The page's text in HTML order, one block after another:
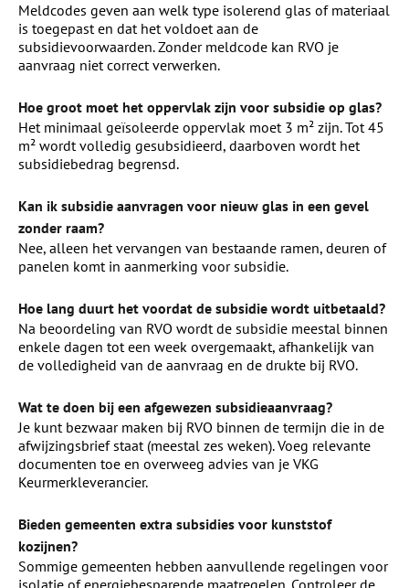
Meldcodes geven aan welk type isolerend glas of materiaal
is toegepast en dat het voldoet aan de
subsidievoorwaarden. Zonder meldcode kan RVO je
aanvraag niet correct verwerken.
Hoe groot moet het oppervlak zijn voor subsidie op glas?
Het minimaal geïsoleerde oppervlak moet 3 m² zijn. Tot 45
m² wordt volledig gesubsidieerd, daarboven wordt het
subsidiebedrag begrensd.
Kan ik subsidie aanvragen voor nieuw glas in een gevel
zonder raam?
Nee, alleen het vervangen van bestaande ramen, deuren of
panelen komt in aanmerking voor subsidie.
Hoe lang duurt het voordat de subsidie wordt uitbetaald?
Na beoordeling van RVO wordt de subsidie meestal binnen
enkele dagen tot een week overgemaakt, afhankelijk van
de volledigheid van de aanvraag en de drukte bij RVO.
Wat te doen bij een afgewezen subsidieaanvraag?
Je kunt bezwaar maken bij RVO binnen de termijn die in de
afwijzingsbrief staat (meestal zes weken). Voeg relevante
documenten toe en overweeg advies van je VKG
Keurmerkleverancier.
Bieden gemeenten extra subsidies voor kunststof
kozijnen?
Sommige gemeenten hebben aanvullende regelingen voor
isolatie of energiebesparende maatregelen. Controleer de